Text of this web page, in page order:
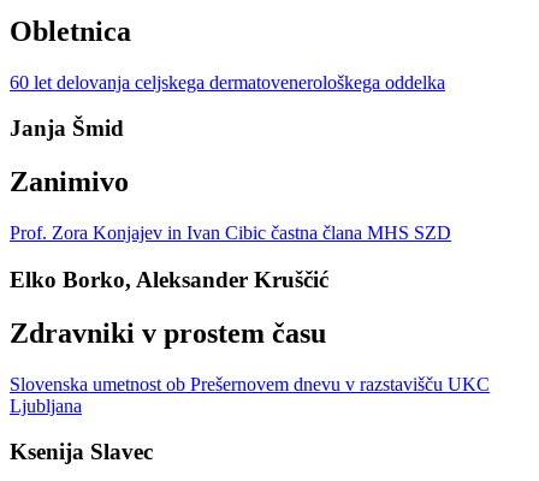
Obletnica
60 let delovanja celjskega dermatovenerološkega oddelka
Janja Šmid
Zanimivo
Prof. Zora Konjajev in Ivan Cibic častna člana MHS SZD
Elko Borko, Aleksander Kruščić
Zdravniki v prostem času
Slovenska umetnost ob Prešernovem dnevu v razstavišču UKC
Ljubljana
Ksenija Slavec